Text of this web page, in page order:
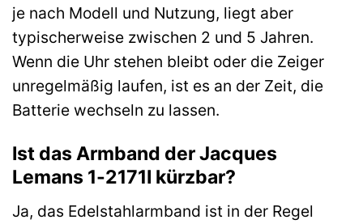
je nach Modell und Nutzung, liegt aber
typischerweise zwischen 2 und 5 Jahren.
Wenn die Uhr stehen bleibt oder die Zeiger
unregelmäßig laufen, ist es an der Zeit, die
Batterie wechseln zu lassen.
Ist das Armband der Jacques
Lemans 1-2171I kürzbar?
Ja, das Edelstahlarmband ist in der Regel